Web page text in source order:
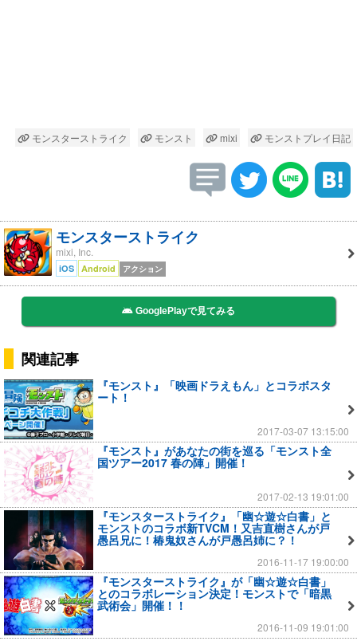
モンスターストライク モンスト mixi モンストプレイ日記
モンスターストライク
mixi, Inc.
iOS Android アクション
GooglePlayで見てみる
関連記事
『モンスト』「映画ドラえもん」とコラボスタ
ート！
2017-03-07 13:15:00
『モンスト』があなたの街を巡る「モンスト全
国ツアー2017 春の陣」開催！
2017-02-13 19:01:00
『モンスターストライク』「幽☆遊☆白書」と
モンストのコラボ新TVCM！又吉直樹さんが戸
愚呂兄に！椿鬼奴さんが戸愚呂姉に？！
2016-11-17 19:00:00
『モンスターストライク』が「幽☆遊☆白書」
とのコラボレーション決定！モンストで「暗黒
武術会」開催！！
2016-11-09 19:01:00